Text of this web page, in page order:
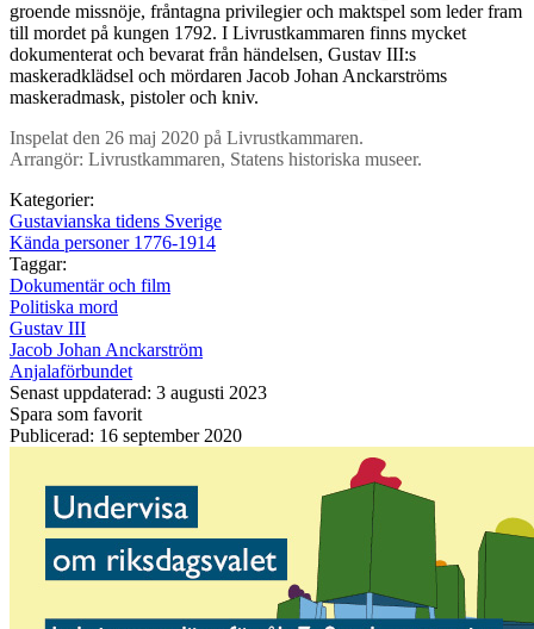
groende missnöje, fråntagna privilegier och maktspel som leder fram
till mordet på kungen 1792. I Livrustkammaren finns mycket
dokumenterat och bevarat från händelsen, Gustav III:s
maskeradklädsel och mördaren Jacob Johan Anckarströms
maskeradmask, pistoler och kniv.
Inspelat den 26 maj 2020 på Livrustkammaren.
Arrangör: Livrustkammaren, Statens historiska museer.
Kategorier:
Gustavianska tidens Sverige
Kända personer 1776-1914
Taggar:
Dokumentär och film
Politiska mord
Gustav III
Jacob Johan Anckarström
Anjalaförbundet
Senast uppdaterad: 3 augusti 2023
Spara som favorit
Publicerad: 16 september 2020